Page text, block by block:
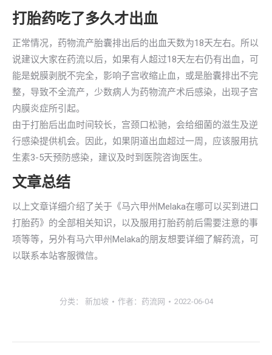
打胎药吃了多久才出血
正常情况，药物流产胎囊排出后的出血天数为18天左右。所以
说建议大家在药流以后，如果有人超过18天左右仍有出血，可
能是蜕膜剥脱不完全，影响子宫收缩止血，或是胎囊排出不完
整，导致不全流产，少数病人为药物流产术后感染，出现子宫
内膜炎症所引起。
由于打胎后出血时间较长，宫颈口松驰，会给细菌的滋生及逆
行感染提供机会。因此，如果阴道出血超过一周，应该服用抗
生素3-5天预防感染，建议及时到医院咨询医生。
文章总结
以上文章详细介绍了关于《马六甲州Melaka在哪可以买到进口
打胎药》的全部相关知识，以及服用打胎药前后需要注意的事
项等等，另外有马六甲州Melaka的朋友想要详细了解药流，可
以联系本站客服微信。
分类： 新加坡 作者： 药流网 2022-06-04